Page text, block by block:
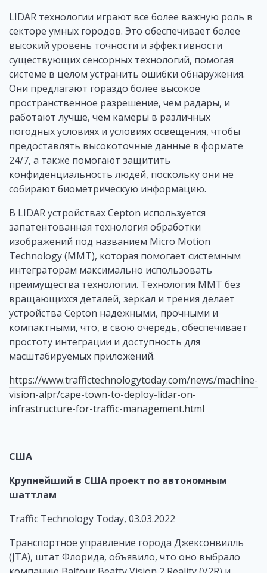
LIDAR технологии играют все более важную роль в
секторе умных городов. Это обеспечивает более
высокий уровень точности и эффективности
существующих сенсорных технологий, помогая
системе в целом устранить ошибки обнаружения.
Они предлагают гораздо более высокое
пространственное разрешение, чем радары, и
работают лучше, чем камеры в различных
погодных условиях и условиях освещения, чтобы
предоставлять высокоточные данные в формате
24/7, а также помогают защитить
конфиденциальность людей, поскольку они не
собирают биометрическую информацию.
В LIDAR устройствах Cepton используется
запатентованная технология обработки
изображений под названием Micro Motion
Technology (MMT), которая помогает системным
интеграторам максимально использовать
преимущества технологии. Технология MMT без
вращающихся деталей, зеркал и трения делает
устройства Cepton надежными, прочными и
компактными, что, в свою очередь, обеспечивает
простоту интеграции и доступность для
масштабируемых приложений.
https://www.traffictechnologytoday.com/news/machine-
vision-alpr/cape-town-to-deploy-lidar-on-
infrastructure-for-traffic-management.html
США
Крупнейший в США проект по автономным
шаттлам
Traffic Technology Today, 03.03.2022
Транспортное управление города Джексонвилль
(JTA), штат Флорида, объявило, что оно выбрало